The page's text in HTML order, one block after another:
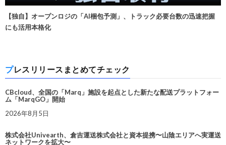
【独自】オープンロジの「AI梱包予測」、トラック必要台数の迅速把握
にも活用本格化
プレスリリースまとめてチェック
CBcloud、全国の「Marq」施設を起点とした新たな配送プラットフォー
ム「MarqGO」開始
2026年8月5日
株式会社Univearth、倉吉運送株式会社と資本提携〜山陰エリアへ実運送
ネットワークを拡大〜